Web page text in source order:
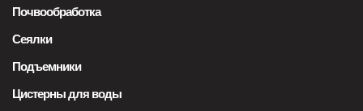
Почвообработка
Сеялки
Подъемники
Цистерны для воды